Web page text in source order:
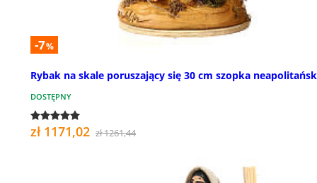
-7%
Rybak na skale poruszający się 30 cm szopka
DOSTĘPNY
zł 1171,02 zł 1261,44